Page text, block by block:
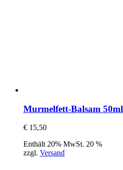
Murmelfett-Balsam 50ml
€ 15,50
Enthält 20% MwSt. 20 %
zzgl. Versand